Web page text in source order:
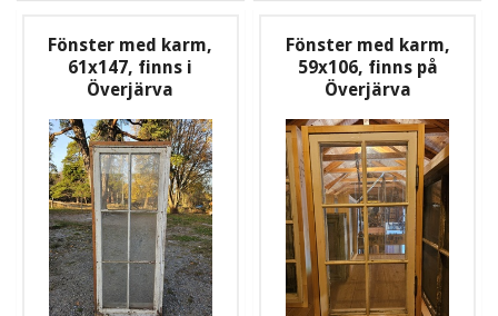
Fönster med karm,
61x147, finns i
Överjärva
Fönster med karm,
59x106, finns på
Överjärva